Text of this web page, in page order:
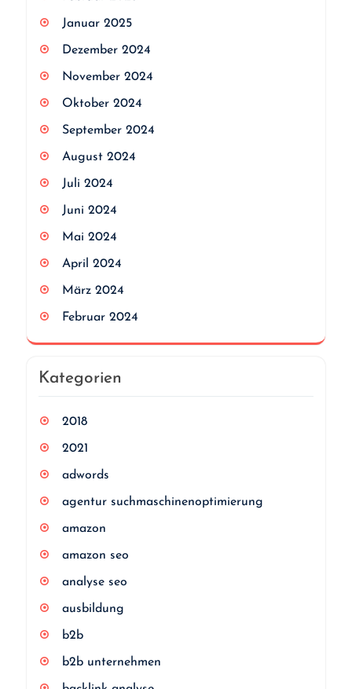
Januar 2025
Dezember 2024
November 2024
Oktober 2024
September 2024
August 2024
Juli 2024
Juni 2024
Mai 2024
April 2024
März 2024
Februar 2024
Kategorien
2018
2021
adwords
agentur suchmaschinenoptimierung
amazon
amazon seo
analyse seo
ausbildung
b2b
b2b unternehmen